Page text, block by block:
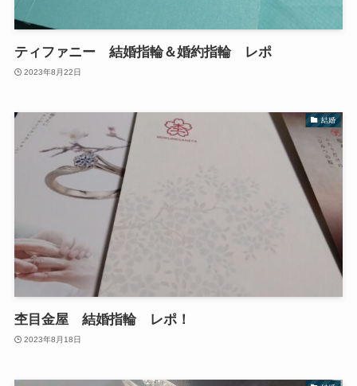
ティファニー 結婚指輪＆婚約指輪 レポ
2023年8月22日
結婚
杢目金屋 結婚指輪 レポ！
2023年8月18日